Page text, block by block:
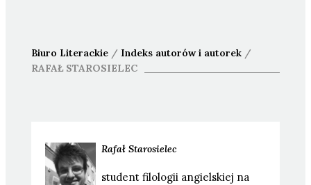
Biuro Literackie / Indeks autorów i autorek /
RAFAŁ STAROSIELEC
RafałStarosielec
student filologii angielskiej na